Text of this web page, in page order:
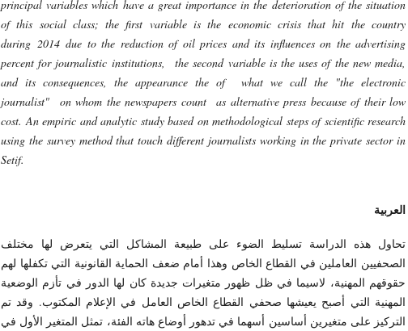
principal variables which have a great importance in the deterioration of the situation
of this social class; the first variable is the economic crisis that hit the country
during 2014due to the reduction of oil prices and its influences on the advertising
percent for journalistic institutions, the second variable is the uses of the new media,
and its consequences, the appearance the of what we call the "the electronic
journalist" on whom the newspapers count as alternative press because of their low
cost. An empiric and analytic study based on methodological steps of scientific research
using the survey method that touch different journalists working in the private sector in
Setif.
العربية
تحاول هذه الدراسة تسليط الضوء على طبيعة المشاكل التي يتعرض لها مختلف
الصحفيين العاملين في القطاع الخاص وهذا أمام ضعف الحماية القانونية التي تكفلها لهم
حقوقهم المهنية، لاسيما في ظل ظهور متغيرات جديدة كان لها الدور في تأزم الوضعية
المهنية التي أصبح يعيشها صحفي القطاع الخاص العامل في الإعلام المكتوب. وقد تم
التركيز على متغيرين أساسين أسهما في تدهور أوضاع هاته الفئة، تمثل المتغير الأول في